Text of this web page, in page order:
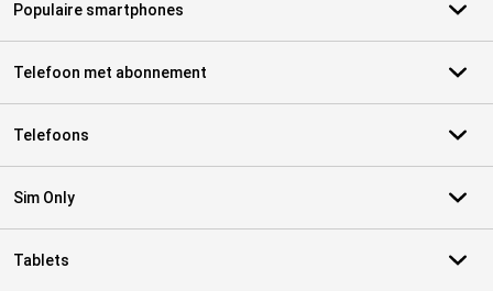
Populaire smartphones
Telefoon met abonnement
Telefoons
Sim Only
Tablets